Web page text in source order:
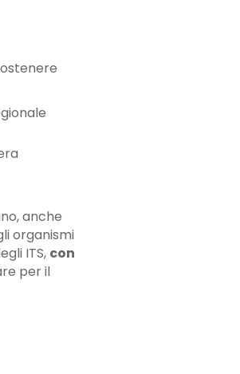
anche
organismi
ITS, con
per il